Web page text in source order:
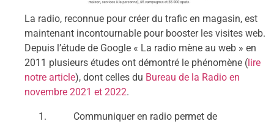
La radio, reconnue pour créer du trafic en magasin, est
maintenant incontournable pour booster les visites web.
Depuis l’étude de Google « La radio mène au web » en
2011 plusieurs études ont démontré le phénomène ( lire
notre article), dont celles du Bureau de la Radio en
novembre 2021 et 2022.
Communiquer en radio permet de